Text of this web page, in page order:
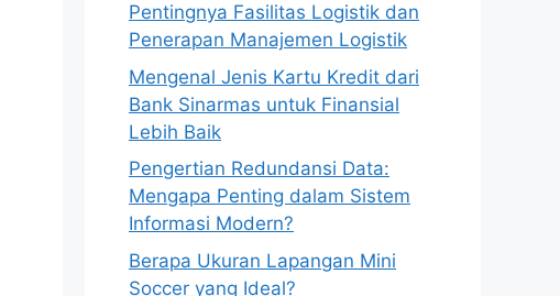
Pentingnya Fasilitas Logistik dan
Penerapan Manajemen Logistik
Mengenal Jenis Kartu Kredit dari
Bank Sinarmas untuk Finansial
Lebih Baik
Pengertian Redundansi Data:
Mengapa Penting dalam Sistem
Informasi Modern?
Berapa Ukuran Lapangan Mini
Soccer yang Ideal?